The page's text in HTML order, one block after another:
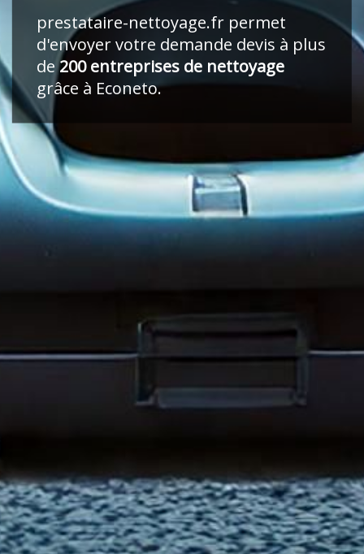
prestataire-nettoyage.frpermet
d'envoyer votre demande devis à plus
de200 entreprises de nettoyage
grâce à Econeto.